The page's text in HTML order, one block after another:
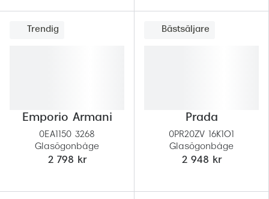
Trendig
Emporio Armani
0EA1150 3268
Glasögonbåge
2 798 kr
Bästsäljare
Prada
0PR20ZV 16K1O1
Glasögonbåge
2 948 kr